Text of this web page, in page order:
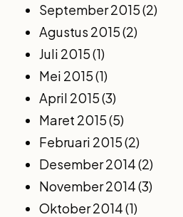
September 2015(2)
Agustus 2015(2)
Juli 2015(1)
Mei 2015(1)
April 2015(3)
Maret 2015(5)
Februari 2015(2)
Desember 2014(2)
November 2014(3)
Oktober 2014(1)